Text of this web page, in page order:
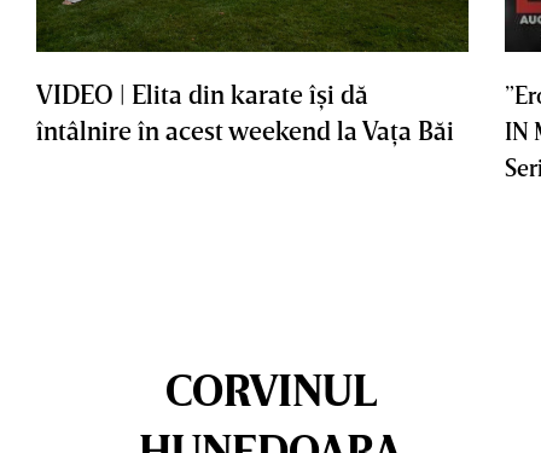
VIDEO | Elita din karate îşi dă
întâlnire în acest weekend la Vaţa Băi
IN
CORVINUL